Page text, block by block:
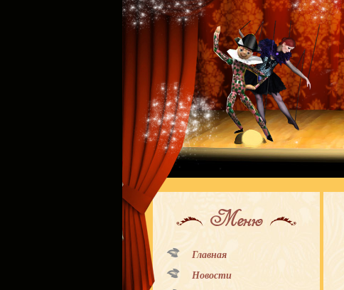
Меню
Главная
Новости